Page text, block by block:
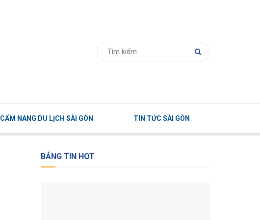
CẨM NANG DU LỊCH SÀI GÒN TIN TỨC SÀI GÒN
BẢNG TIN HOT